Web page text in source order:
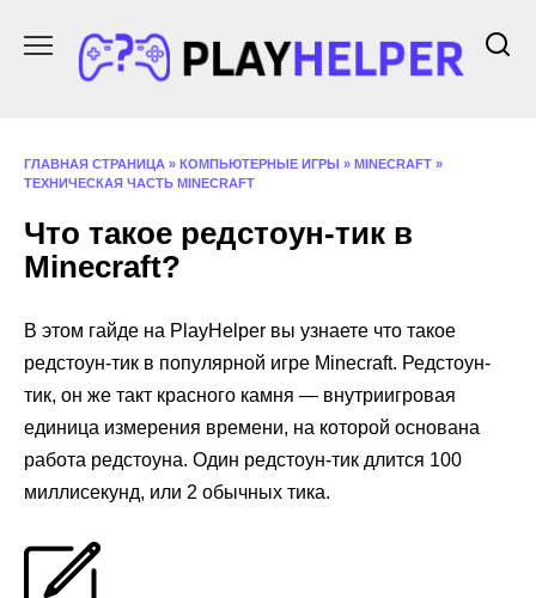
содержанию
ГЛАВНАЯ СТРАНИЦА » КОМПЬЮТЕРНЫЕ ИГРЫ » MINECRAFT »
ТЕХНИЧЕСКАЯ ЧАСТЬ MINECRAFT
Что такое редстоун-тик в
Minecraft?
В этом гайде на PlayHelper вы узнаете что такое
редстоун-тик в популярной игре Minecraft. Редстоун-
тик, он же такт красного камня — внутриигровая
единица измерения времени, на которой основана
работа редстоуна. Один редстоун-тик длится 100
миллисекунд, или 2 обычных тика.